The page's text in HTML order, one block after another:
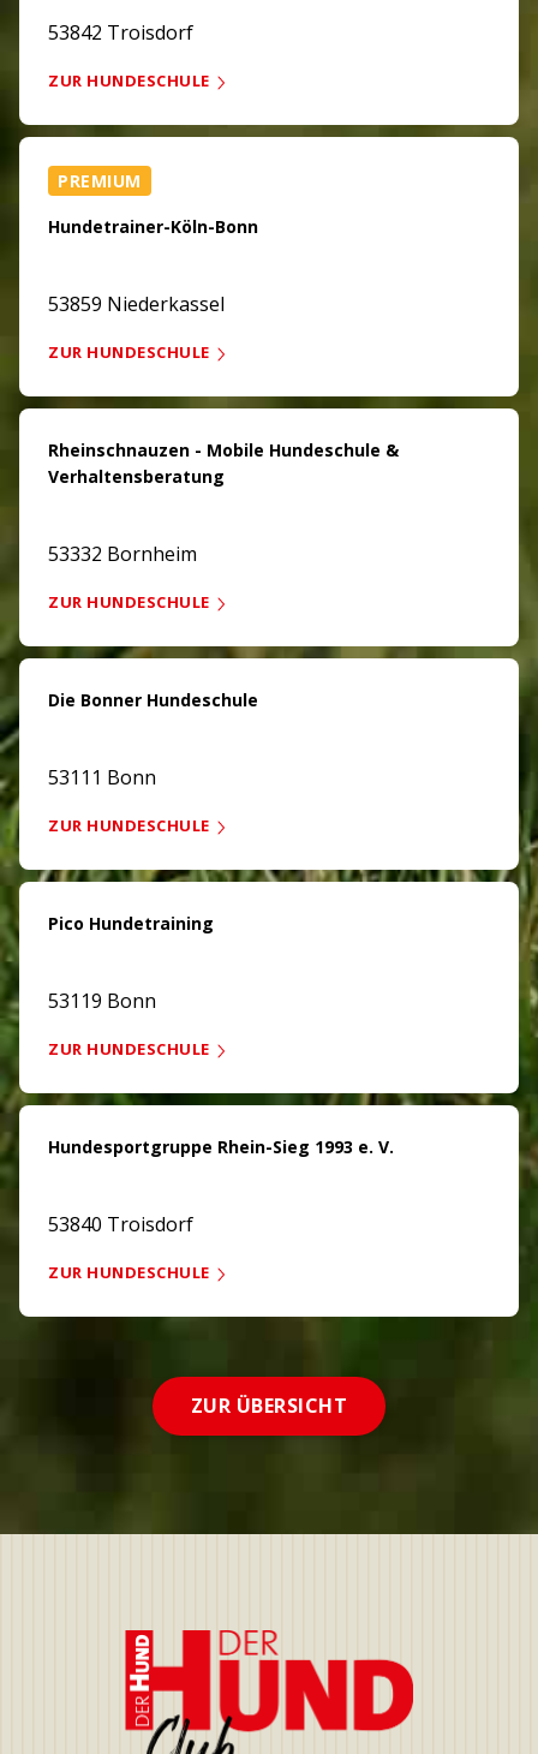
53842 Troisdorf
ZUR HUNDESCHULE
PREMIUM
Hundetrainer-Köln-Bonn
53859 Niederkassel
ZUR HUNDESCHULE
Rheinschnauzen - Mobile Hundeschule &
Verhaltensberatung
53332 Bornheim
ZUR HUNDESCHULE
Die Bonner Hundeschule
53111 Bonn
ZUR HUNDESCHULE
Pico Hundetraining
53119 Bonn
ZUR HUNDESCHULE
Hundesportgruppe Rhein-Sieg 1993 e. V.
53840 Troisdorf
ZUR HUNDESCHULE
ZUR ÜBERSICHT